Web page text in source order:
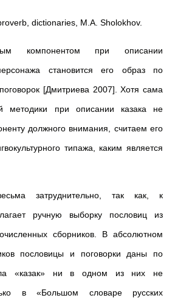
dictionaries, M.A. Sholokhov.
компонентом при описании
персонажа становится его образ по
[Дмитриева 2007]. Хотя сама
методики при описании казака не
должного внимания, считаем его
типажа, каким является
затруднительно, так как, к
ручную выборку пословиц из
сборников. В абсолютном
пословицы и поговорки даны по
«казак» ни в одном из них не
в «Большом словаре русских